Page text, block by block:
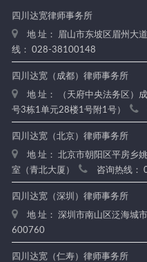
四川达宽律师事务所
地 址： 眉山市东坡区眉州大
线： 028-38100148
四川达宽（成都）律师事务所
地 址： （天府中央法务区）
号3栋1单元28楼1号附1号）
四川达宽（北京）律师事务所
地 址： 北京市朝阳区平房乡
室（青北大厦）
咨询热线：
四川达宽（深圳）律师事务所
地 址： 深圳市南山区泛海城
600760
四川达宽（仁寿）律师事务所